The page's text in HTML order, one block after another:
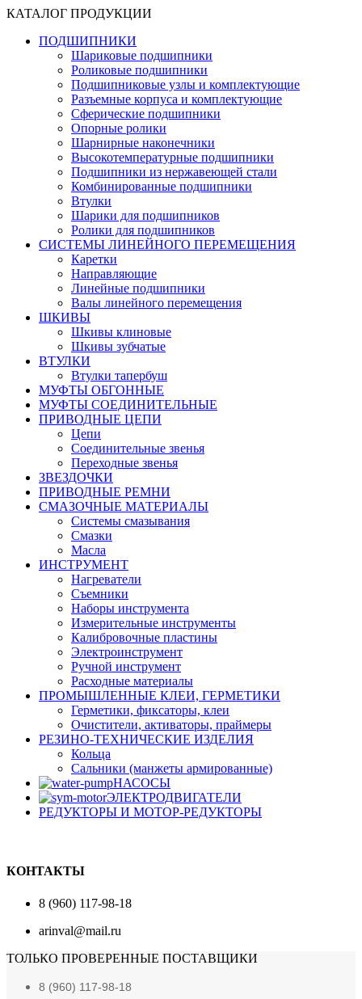
КАТАЛОГ ПРОДУКЦИИ
ПОДШИПНИКИ
Шариковые подшипники
Роликовые подшипники
Подшипниковые узлы и комплектующие
Разъемные корпуса и комплектующие
Сферические подшипники
Опорные ролики
Шарнирные наконечники
Высокотемпературные подшипники
Подшипники из нержавеющей стали
Комбинированные подшипники
Втулки
Шарики для подшипников
Ролики для подшипников
СИСТЕМЫ ЛИНЕЙНОГО ПЕРЕМЕЩЕНИЯ
Каретки
Направляющие
Линейные подшипники
Валы линейного перемещения
ШКИВЫ
Шкивы клиновые
Шкивы зубчатые
ВТУЛКИ
Втулки тапербуш
МУФТЫ ОБГОННЫЕ
МУФТЫ СОЕДИНИТЕЛЬНЫЕ
ПРИВОДНЫЕ ЦЕПИ
Цепи
Соединительные звенья
Переходные звенья
ЗВЕЗДОЧКИ
ПРИВОДНЫЕ РЕМНИ
СМАЗОЧНЫЕ МАТЕРИАЛЫ
Системы смазывания
Смазки
Масла
ИНСТРУМЕНТ
Нагреватели
Съемники
Наборы инструмента
Измерительные инструменты
Калибровочные пластины
Электроинструмент
Ручной инструмент
Расходные материалы
ПРОМЫШЛЕННЫЕ КЛЕИ, ГЕРМЕТИКИ
Герметики, фиксаторы, клеи
Очистители, активаторы, праймеры
РЕЗИНО-ТЕХНИЧЕСКИЕ ИЗДЕЛИЯ
Кольца
Сальники (манжеты армированные)
НАСОСЫ
ЭЛЕКТРОДВИГАТЕЛИ
РЕДУКТОРЫ И МОТОР-РЕДУКТОРЫ
КОНТАКТЫ
8 (960) 117-98-18
arinval@mail.ru
ТОЛЬКО ПРОВЕРЕННЫЕ ПОСТАВЩИКИ
8 (960) 117-98-18